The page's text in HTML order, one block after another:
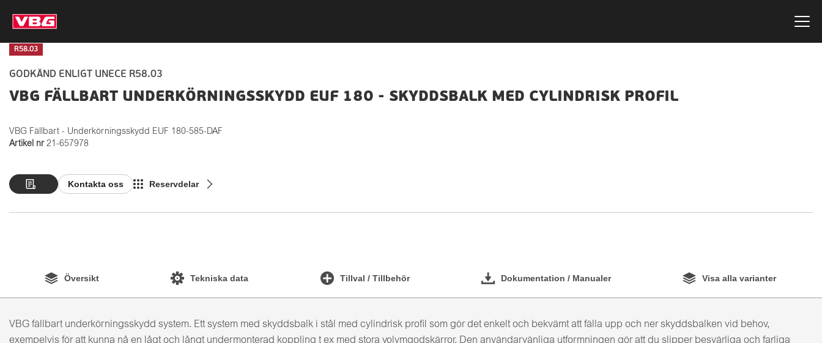
R58.03
GODKÄND ENLIGT UNECE R58.03
VBG FÄLLBART UNDERKÖRNINGSSKYDD EUF 180 - SKYDDSBALK MED CYLINDRISK PROFIL
VBG Fällbart - Underkörningsskydd EUF 180-585-DAF
Artikel nr 21-657978
Kontakta oss Reservdelar
Översikt Tekniska data Tillval / Tillbehör Dokumentation / Manualer Visa alla varianter
VBG fällbart underkörningsskydd system. Ett system med skyddsbalk i stål med cylindrisk profil som gör det enkelt och bekvämt att fälla upp och ner skyddsbalken vid behov,
exempelvis för att kunna nå en lågt och långt undermonterad koppling t ex med stora volymgodskärror. Den användarvänliga utformningen gör att du slipper besvärliga och farliga